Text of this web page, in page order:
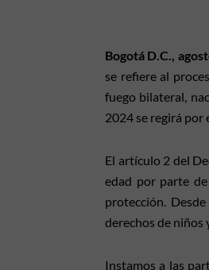
Bogotá D.C.,
se refiere al
fuego bilateral,
2024 se regirá por
El artículo 2 del
edad por parte
protección.
derechos de
Instamos a las